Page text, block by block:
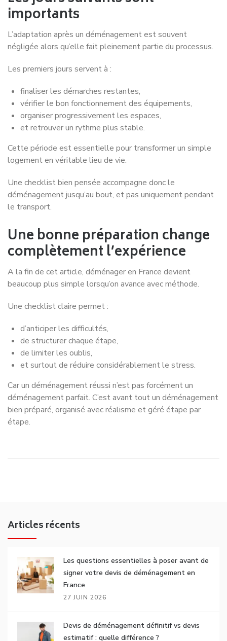
importants
L’adaptation après un déménagement est souvent
négligée alors qu’elle fait pleinement partie du processus.
Les premiers jours servent à :
finaliser les démarches restantes,
vérifier le bon fonctionnement des équipements,
organiser progressivement les espaces,
et retrouver un rythme plus stable.
Cette période est essentielle pour transformer un simple
logement en véritable lieu de vie.
Une checklist bien pensée accompagne donc le
déménagement jusqu’au bout, et pas uniquement pendant
le transport.
Une bonne préparation change
complètement l’expérience
A la fin de cet article, déménager en France devient
beaucoup plus simple lorsqu’on avance avec méthode.
Une checklist claire permet :
d’anticiper les difficultés,
de structurer chaque étape,
de limiter les oublis,
et surtout de réduire considérablement le stress.
Car un déménagement réussi n’est pas forcément un
déménagement parfait. C’est avant tout un déménagement
bien préparé, organisé avec réalisme et géré étape par
étape.
Articles récents
Les questions essentielles à poser avant de
signer votre devis de déménagement en
France
27 JUIN 2026
Devis de déménagement définitif vs devis
estimatif : quelle différence ?